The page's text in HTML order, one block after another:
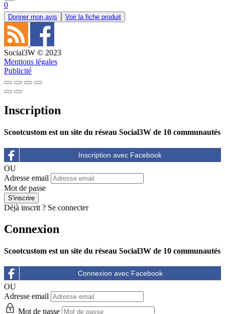
0
Donner mon avis Voir la fiche produit
Social3W © 2023
Mentions légales
Publicité
Inscription
Scootcustom est un site du réseau Social3W de 10 communautés
OU
Adresse email
Mot de passe
Déjà inscrit ? Se connecter
Connexion
Scootcustom est un site du réseau Social3W de 10 communautés
OU
Adresse email
Mot de passe